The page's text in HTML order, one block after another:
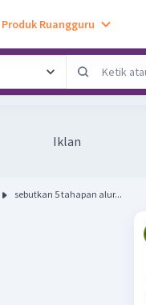
Produk Ruangguru
Iklan
sebutkan 5 tahapan alur...